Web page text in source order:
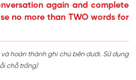
again and complete
no more than TWO words for
hoàn thành ghi chú bên dưới. Sử dụng
chỗ trống)